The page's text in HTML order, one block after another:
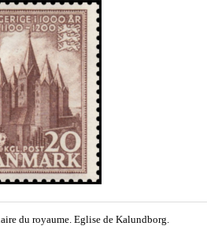
du royaume. Eglise de Kalundborg.